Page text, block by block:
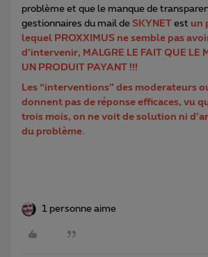
problème et que le manque de
gestionnaires du mail de SKYNET est un
lequel PROXXIMUS ne semble pas
d’intervenir, MALGRE LE FAIT QUE LE
UN PRODUIT PAYANT !!!
Les “interventions” des moderateurs
donnent pas de réponse efficaces, vu
trois mois, on ne voit de solution ni
du problème.
1 personne aime